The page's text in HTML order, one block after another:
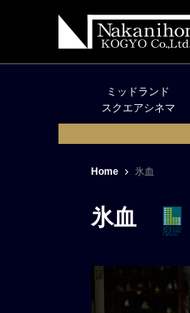
ミッドランド
スクエアシネマ
Home 氷血
氷血